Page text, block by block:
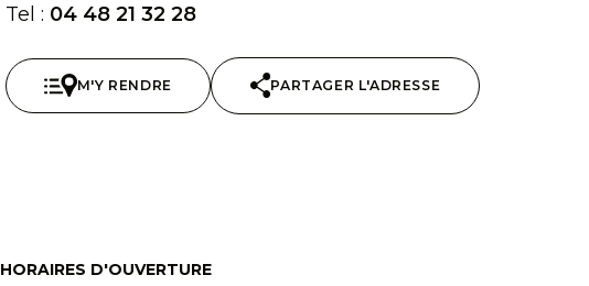
Tel : 04 48 21 32 28
M'Y RENDRE PARTAGER L'ADRESSE
HORAIRES D'OUVERTURE